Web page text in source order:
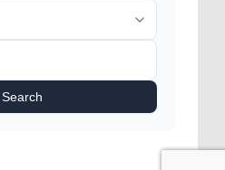
Search